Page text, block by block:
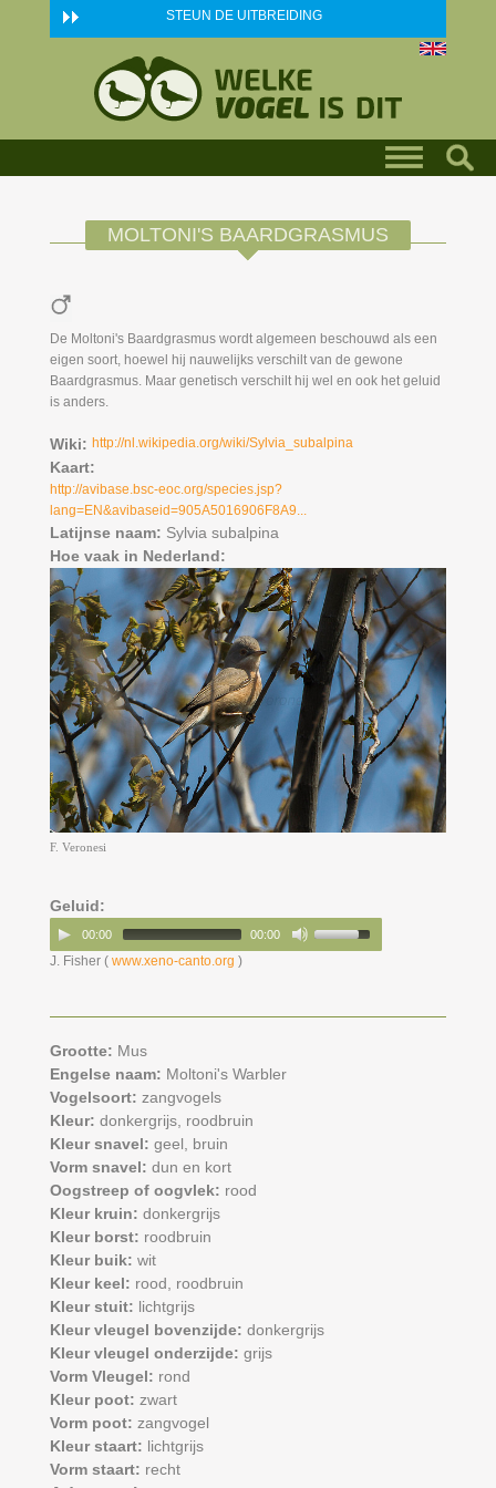
Skip to main content STEUN DE UITBREIDING
MOLTONI'S BAARDGRASMUS
De Moltoni's Baardgrasmus wordt algemeen beschouwd als een
eigen soort, hoewel hij nauwelijks verschilt van de gewone
Baardgrasmus. Maar genetisch verschilt hij wel en ook het geluid
is anders.
Wiki: http://nl.wikipedia.org/wiki/Sylvia_subalpina
Kaart:
http://avibase.bsc-eoc.org/species.jsp?
lang=EN&avibaseid=905A5016906F8A9...
Latijnse naam: Sylvia subalpina
Hoe vaak in Nederland:
F. Veronesi
Geluid:
00:00 00:00
J. Fisher ( www.xeno-canto.org )
Grootte: Mus
Engelse naam: Moltoni's Warbler
Vogelsoort: zangvogels
Kleur: donkergrijs, roodbruin
Kleur snavel: geel,
bruin
Vorm snavel: dun en kort
Oogstreep of oogvlek: rood
Kleur kruin: donkergrijs
Kleur borst: roodbruin
Kleur buik: wit
Kleur keel: rood,
roodbruin
Kleur stuit: lichtgrijs
Kleur vleugel bovenzijde: donkergrijs
Kleur vleugel onderzijde: grijs
Vorm Vleugel: rond
Kleur poot: zwart
Vorm poot: zangvogel
Kleur staart: lichtgrijs
Vorm staart: recht